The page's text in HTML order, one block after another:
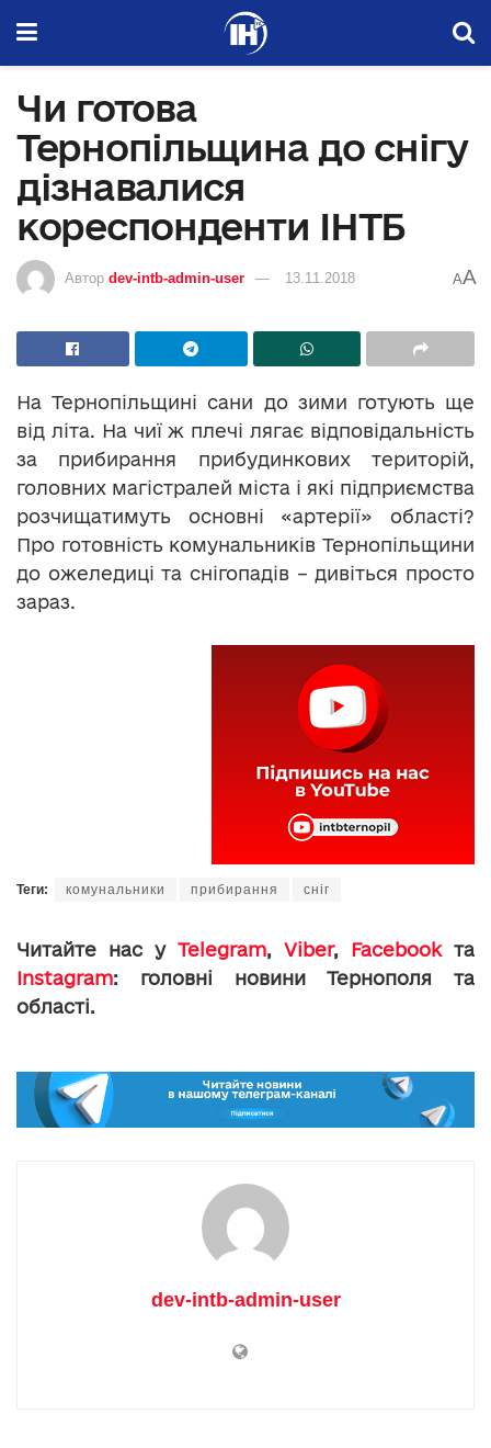
Чи готова
Тернопільщина до снігу
дізнавалися
кореспонденти ІНТБ
Автор dev-intb-admin-user 13.11.2018 AA
На Тернопільщині сани до зими готують ще
від літа. На чиї ж плечі лягає відповідальність
за прибирання прибудинкових територій,
головних магістралей міста і які підприємства
розчищатимуть основні «артерії» області?
Про готовність комунальників Тернопільщини
до ожеледиці та снігопадів – дивіться просто
зараз.
Теги: комунальники прибирання сніг
Читайте нас у Telegram, Viber, Facebookта
Instagram: головні новини Тернополя та
області.
dev-intb-admin-user